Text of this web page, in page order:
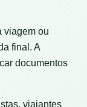
viagem ou
final. A
documentos
viajantes